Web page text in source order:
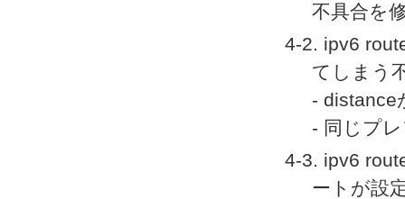
不具合を
4-2. ipv6
てしまう
- distance
- 同じプ
4-3. ipv6
ートが設